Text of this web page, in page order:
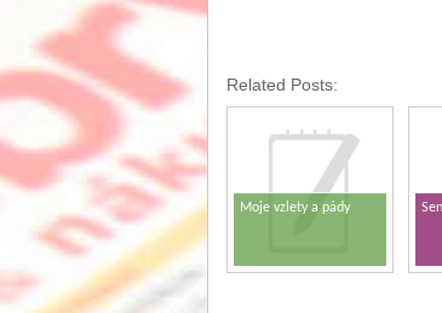
Related Posts:
Moje vzlety a pády